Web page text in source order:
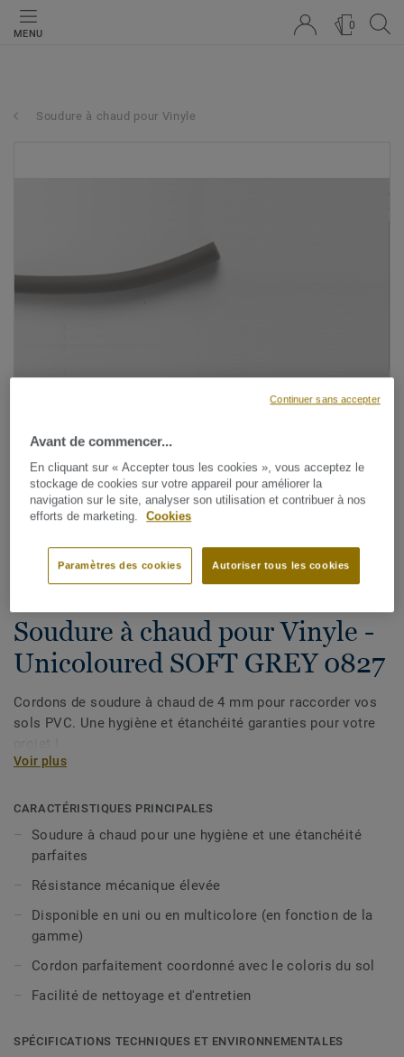
MENU
0
Soudure à chaud pour Vinyle
Voir tous les décors (1146)
Soudure à chaud pour Vinyle -
Unicoloured SOFT GREY 0827
Cordons de soudure à chaud de 4 mm pour raccorder vos
sols PVC. Une hygiène et étanchéité garanties pour votre
Voir plus
CARACTÉRISTIQUES PRINCIPALES
Soudure à chaud pour une hygiène et une étanchéité
parfaites
Résistance mécanique élevée
Disponible en uni ou en multicolore (en fonction de la
gamme)
Cordon parfaitement coordonné avec le coloris du sol
Facilité de nettoyage et d'entretien
SPÉCIFICATIONS TECHNIQUES ET ENVIRONNEMENTALES
Avant de commencer...
En cliquant sur « Accepter tous les cookies », vous acceptez le
stockage de cookies sur votre appareil pour améliorer la
navigation sur le site, analyser son utilisation et contribuer à nos
efforts de marketing.
Cookies
Autoriser tous les cookies
Paramètres des cookies
Continuer sans accepter